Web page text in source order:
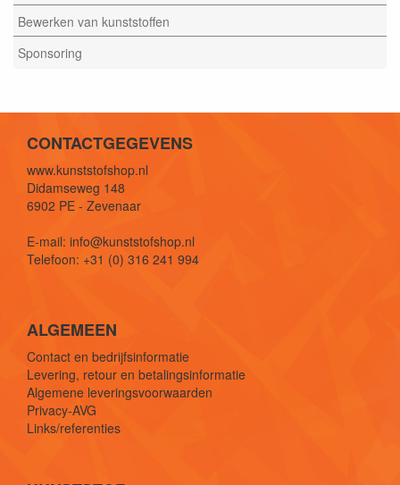
Bewerken van kunststoffen
Sponsoring
CONTACTGEGEVENS
www.kunststofshop.nl
Didamseweg 148
6902 PE - Zevenaar
E-mail: info@kunststofshop.nl
Telefoon: +31 (0) 316 241 994
ALGEMEEN
Contact en bedrijfsinformatie
Levering, retour en betalingsinformatie
Algemene leveringsvoorwaarden
Privacy-AVG
Links/referenties